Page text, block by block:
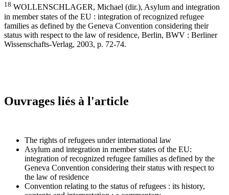
18 WOLLENSCHLAGER, Michael (dir.), Asylum and integration
in member states of the EU : integration of recognized refugee
families as defined by the Geneva Convention considering their
status with respect to the law of residence, Berlin, BWV : Berliner
Wissenschafts-Verlag, 2003, p. 72-74.
Ouvrages liés à l'article
The rights of refugees under international law
Asylum and integration in member states of the EU:
integration of recognized refugee families as defined by the
Geneva Convention considering their status with respect to
the law of residence
Convention relating to the status of refugees : its history,